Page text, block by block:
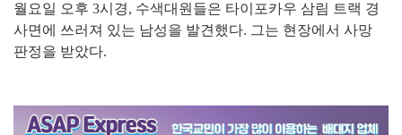
월요일 오후 3시경, 수색대원들은 타이포카우 삼림 트랙 경
사면에 쓰러져 있는 남성을 발견했다. 그는 현장에서 사망
판정을 받았다.